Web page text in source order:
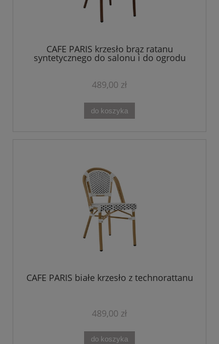
CAFE PARIS krzesło brąz ratanu
syntetycznego do salonu i do ogrodu
489,00 zł
do koszyka
CAFE PARIS białe krzesło z technorattanu
489,00 zł
do koszyka